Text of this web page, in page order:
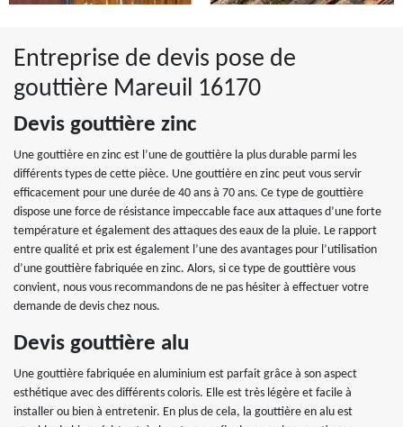
Entreprise de devis pose de
gouttière Mareuil 16170
Devis gouttière zinc
Une gouttière en zinc est l’une de gouttière la plus durable parmi les
différents types de cette pièce. Une gouttière en zinc peut vous servir
efficacement pour une durée de 40 ans à 70 ans. Ce type de gouttière
dispose une force de résistance impeccable face aux attaques d’une forte
température et également des attaques des eaux de la pluie. Le rapport
entre qualité et prix est également l’une des avantages pour l’utilisation
d’une gouttière fabriquée en zinc. Alors, si ce type de gouttière vous
convient, nous vous recommandons de ne pas hésiter à effectuer votre
demande de devis chez nous.
Devis gouttière alu
Une gouttière fabriquée en aluminium est parfait grâce à son aspect
esthétique avec des différents coloris. Elle est très légère et facile à
installer ou bien à entretenir. En plus de cela, la gouttière en alu est